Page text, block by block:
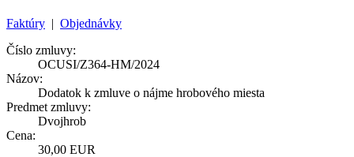
Faktúry | Objednávky
Číslo zmluvy:
OCUSI/Z364-HM/2024
Názov:
Dodatok k zmluve o nájme hrobového miesta
Predmet zmluvy:
Dvojhrob
Cena:
30,00 EUR